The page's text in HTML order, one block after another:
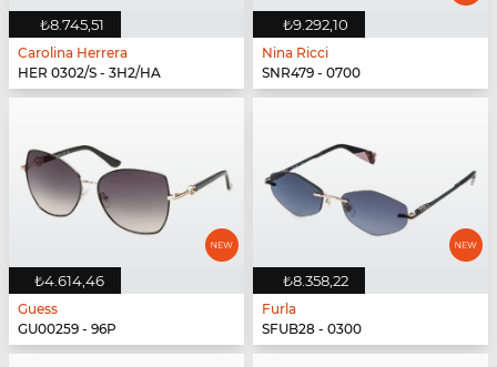
₺8.745,51
Carolina Herrera
HER 0302/S - 3H2/HA
₺9.292,10
Nina Ricci
SNR479 - 0700
₺4.614,46
Guess
GU00259 - 96P
₺8.358,22
Furla
SFUB28 - 0300